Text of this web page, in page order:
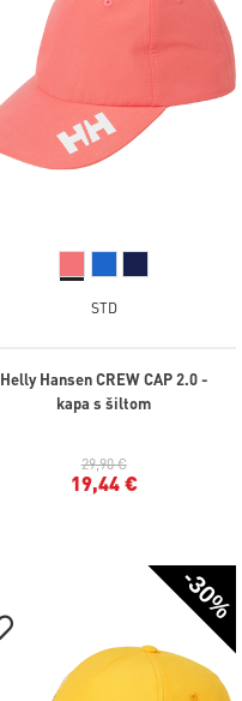
STD
Helly Hansen CREW CAP 2.0 -
kapa s šiltom
29,90 €
19,44 €
-30%